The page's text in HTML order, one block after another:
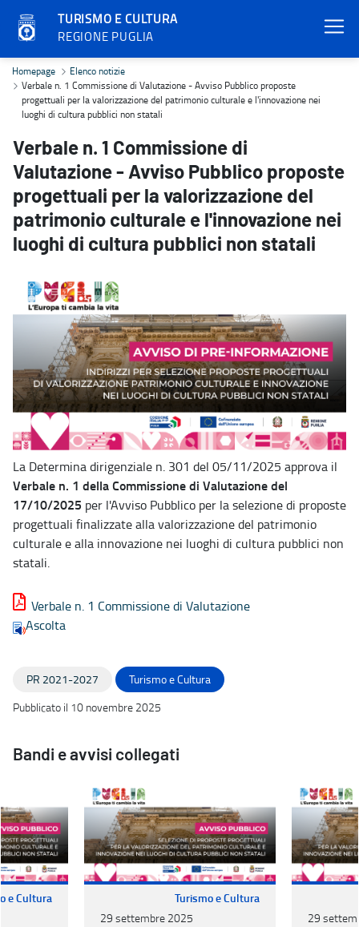
TURISMO E CULTURA
REGIONE PUGLIA
Verbale n. 1 Commissione di Valutazione - Avviso Pubblico
Homepage
Elenco notizie
Verbale n. 1 Commissione di Valutazione - Avviso Pubblico proposte
progettuali per la valorizzazione del patrimonio culturale e l'innovazione nei
luoghi di cultura pubblici non statali
Verbale n. 1 Commissione di
Valutazione - Avviso Pubblico proposte
progettuali per la valorizzazione del
patrimonio culturale e l'innovazione nei
luoghi di cultura pubblici non statali
La Determina dirigenziale n. 301 del 05/11/2025 approva il
Verbale n. 1 della Commissione di Valutazionedel
17/10/2025 per l'Avviso Pubblico per la selezione di proposte
progettuali finalizzate alla valorizzazione del patrimonio
culturale e alla innovazione nei luoghi di cultura pubblici non
statali.
Verbale n. 1 Commissione di Valutazione
Ascolta
PR 2021-2027
Turismo e Cultura
Pubblicato il 10 novembre 2025
Bandi e avvisi collegati
e Cultura
Turismo e Cultura
29 settembre 2025
29